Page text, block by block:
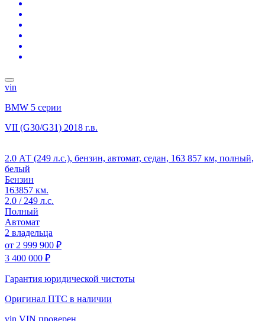
vin
BMW 5 серии
VII (G30/G31) 2018 г.в.
2.0 АТ (249 л.с.), бензин, автомат, седан, 163 857 км, полный,
белый
Бензин
163857 км.
2.0 / 249 л.с.
Полный
Автомат
2 владельца
от 2 999 900 ₽
3 400 000 ₽
Гарантия юридической чистоты
Оригинал ПТС в наличии
vin VIN проверен